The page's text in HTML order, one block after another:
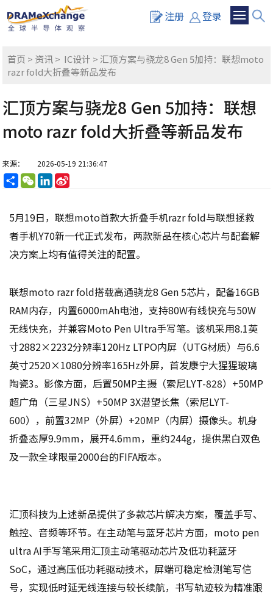
注册 登录
首页 > 资讯> IC设计 > 汇顶方案与骁龙8 Gen 5加持：联想moto
razr fold大折叠等新品发布
汇顶方案与骁龙8 Gen 5加持：联想
moto razr fold大折叠等新品发布
来源： 2026-05-19 21:36:47
分
享
WeChatLinkedIn
5月19日，联想moto首款大折叠手机razr fold与联想拯救
者手机Y70新一代正式发布，两款新品在核心芯片与配套解
决方案上均有值得关注的配置。
联想moto razr fold搭载高通骁龙8 Gen 5芯片，配备16GB
RAM内存，内置6000mAh电池，支持80W有线快充与50W
无线快充，并兼容Moto Pen Ultra手写笔。该机采用8.1英
寸2882×2232分辨率120Hz LTPO内屏（UTG材质）与6.6
英寸2520×1080分辨率165Hz外屏，首发康宁大猩猩玻璃
陶瓷3。影像方面，后置50MP主摄（索尼LYT-828）+50MP
超广角（三星JNS）+50MP 3X潜望长焦（索尼LYT-
600），前置32MP（外屏）+20MP（内屏）摄像头。机身
折叠态厚9.9mm，展开4.6mm，重约244g，提供黑白双色
及一款全球限量2000台的FIFA版本。
汇顶科技为上述新品提供了多款芯片解决方案，覆盖手写、
触控、音频等环节。在主动笔与蓝牙芯片方面，moto pen
ultra AI手写笔采用汇顶主动笔驱动芯片及低功耗蓝牙
SoC，通过高压低功耗驱动技术，屏端可稳定检测笔写信
号，实现低时延无线连接与较长续航，书写轨迹较为精准跟